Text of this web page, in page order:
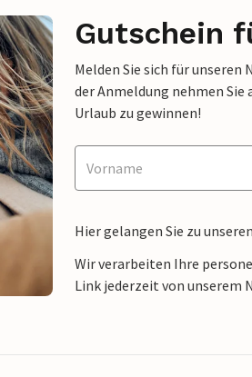
Gutschein
Melden Sie sich für
der Anmeldung nehmen Sie
Urlaub zu gewinnen!
Hier gelangen Sie zu unseren
Wir verarbeiten Ihre
Link jederzeit von unserem